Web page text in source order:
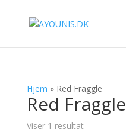
Hjem » Red Fraggle
Red Fraggle
Viser 1 resultat